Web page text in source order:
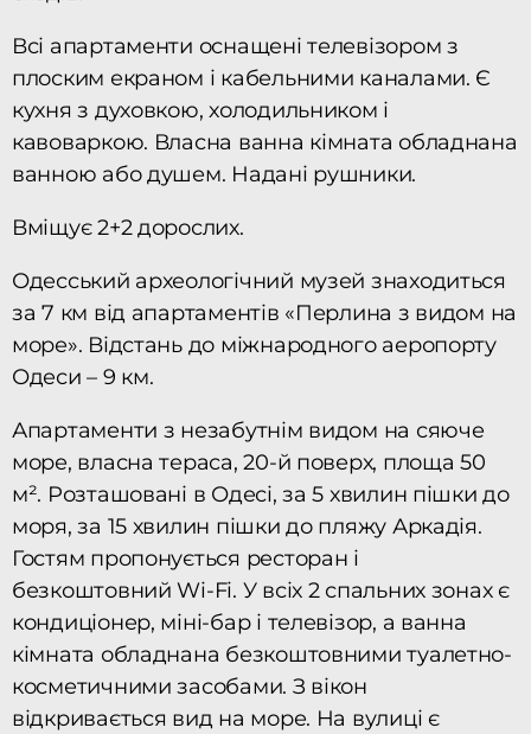
Всі апартаменти оснащені телевізором з
плоским екраном і кабельними каналами. Є
кухня з духовкою, холодильником і
кавоваркою. Власна ванна кімната обладнана
ванною або душем. Надані рушники.
Вміщує 2+2 дорослих.
Одесський археологічний музей знаходиться
за 7 км від апартаментів «Перлина з видом на
море». Відстань до міжнародного аеропорту
Одеси – 9 км.
Апартаменти з незабутнім видом на сяюче
море, власна тераса, 20-й поверх, площа 50
м². Розташовані в Одесі, за 5 хвилин пішки до
моря, за 15 хвилин пішки до пляжу Аркадія.
Гостям пропонується ресторан і
безкоштовний Wi-Fi. У всіх 2 спальних зонах є
кондиціонер, міні-бар і телевізор, а ванна
кімната обладнана безкоштовними туалетно-
косметичними засобами. З вікон
відкривається вид на море. На вулиці є